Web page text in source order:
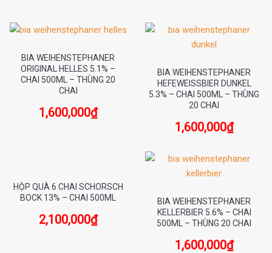
BIA WEIHENSTEPHANER
HEFEWEISSBIER DUNKEL
5.3% – CHAI 500ML – THÙNG
20 CHAI
1,600,000₫
BIA WEIHENSTEPHANER
ORIGINAL HELLES 5.1% –
CHAI 500ML – THÙNG 20
CHAI
1,600,000₫
BIA WEIHENSTEPHANER
KELLERBIER 5.6% – CHAI
500ML – THÙNG 20 CHAI
1,600,000₫
HỘP QUÀ 6 CHAI SCHORSCH
BOCK 13% – CHAI 500ML
2,100,000₫